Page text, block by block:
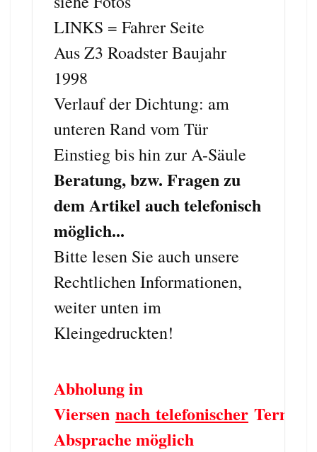
LINKS = Fahrer Seite
Aus Z3 Roadster Baujahr
1998
Verlauf der Dichtung: am
unteren Rand vom Tür
Einstieg bis hin zur A-Säule
Beratung, bzw. Fragen zu
dem Artikel auch telefonisch
möglich...
Bitte lesen Sie auch unsere
Rechtlichen Informationen,
weiter unten im
Kleingedruckten!
Abholung in
Viersen nach telefonischer Termin
Absprache möglich